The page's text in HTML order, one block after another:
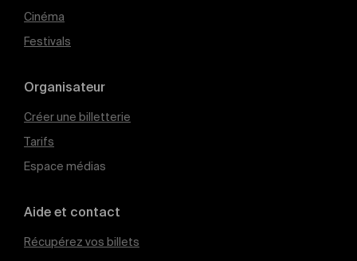
Cinéma
Festivals
Organisateur
Créer une billetterie
Tarifs
Espace médias
Aide et contact
Récupérez vos billets